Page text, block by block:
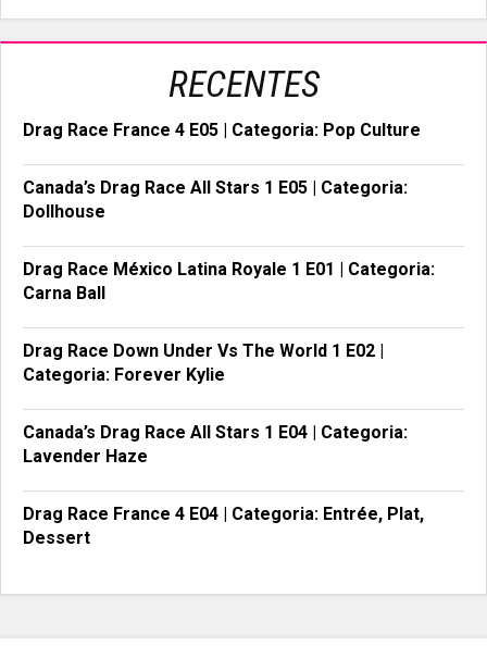
RECENTES
Drag Race France 4 E05 | Categoria: Pop Culture
Canada’s Drag Race All Stars 1 E05 | Categoria:
Dollhouse
Drag Race México Latina Royale 1 E01 | Categoria:
Carna Ball
Drag Race Down Under Vs The World 1 E02 |
Categoria: Forever Kylie
Canada’s Drag Race All Stars 1 E04 | Categoria:
Lavender Haze
Drag Race France 4 E04 | Categoria: Entrée, Plat,
Dessert